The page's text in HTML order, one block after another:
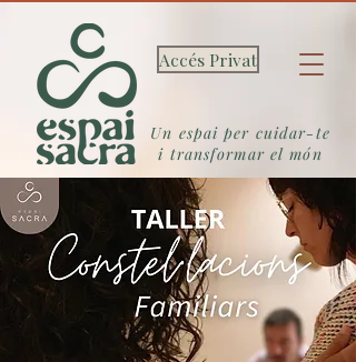
Accés Privat
Un espai per cuidar-te
i transformar el món